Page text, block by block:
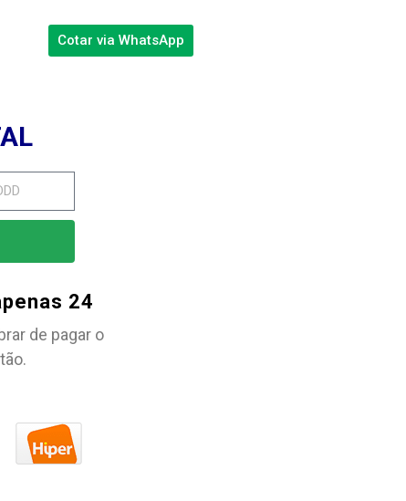
Cotar via WhatsApp
24
de pagar o